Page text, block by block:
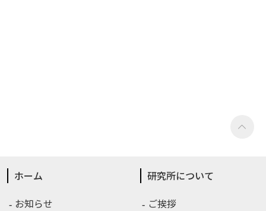
ホーム
お知らせ
研究所について
ご挨拶